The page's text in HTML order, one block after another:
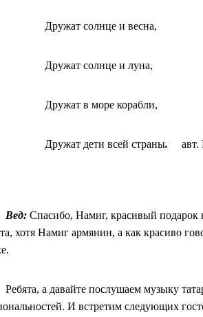
Дружат солнце и весна,
Дружат солнце и луна,
Дружат в море корабли,
Дружат дети всей страны.
Вед: Спасибо, Намиг, красивый подарок
хотя Намиг армянин, а как красиво
Ребята, а давайте послушаем музыку
И встретим следующих